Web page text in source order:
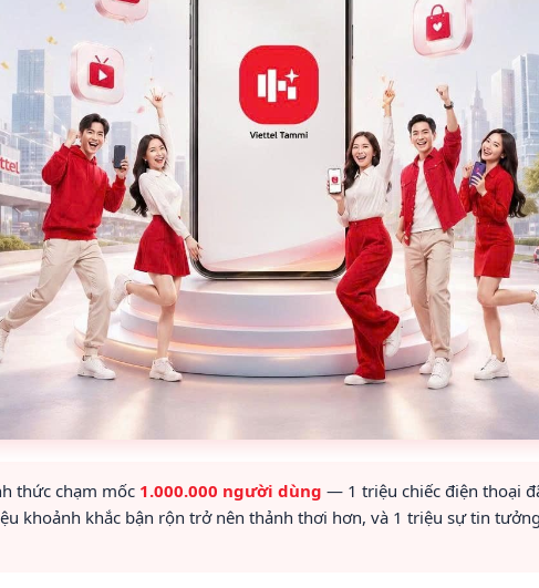
thức chạm mốc 1.000.000 người dùng — 1 triệu chiếc điện thoại
khoảnh khắc bận rộn trở nên thảnh thơi hơn, và 1 triệu sự tin